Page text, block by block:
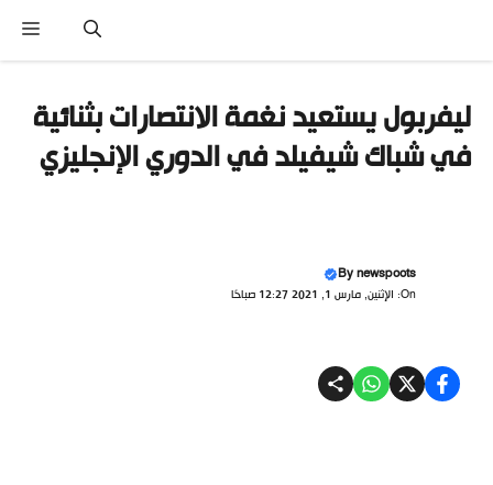
المحتوى
ليفربول يستعيد نغمة الانتصارات بثنائية
في شباك شيفيلد في الدوري الإنجليزي
Bynewspoots
On: الإثنين, مارس 1, 2021 12:27 صباحًا